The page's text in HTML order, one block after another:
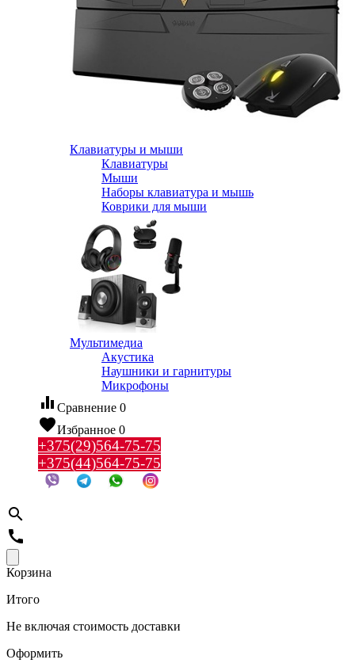
Клавиатуры и мыши
Клавиатуры
Мыши
Наборы клавиатура и мышь
Коврики для мыши
Мультимедиа
Акустика
Наушники и гарнитуры
Микрофоны
equalizer Сравнение 0
favoriteИзбранное 0
+375(29)564-75-75
+375(44)564-75-75
search
call
Корзина
Итого
Не включая стоимость доставки
Оформить